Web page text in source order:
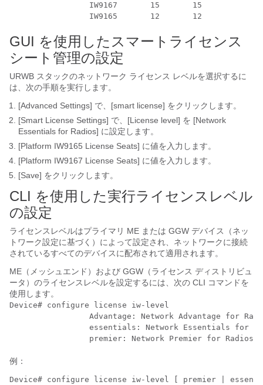
                 IW9167       15       15
                 IW9165       12       12
GUI を使用したスマートライセンス
シート管理の設定
URWB スタックのネットワーク ライセンス レベルを選択するに
は、次の手順を実行します。
[Advanced Settings] で、[smart license] をクリックします。
[Smart License Settings] で、[License level] を [Network
Essentials for Radios] に設定します。
[Platform IW9165 License Seats] に値を入力します。
[Platform IW9167 License Seats] に値を入力します。
[Save] をクリックします。
CLI を使用した実行ライセンスレベル
の設定
ライセンスレベルはプライマリ ME または GGW デバイス（ネッ
トワーク設定に基づく）によって設定され、ネットワークに接続
されているすべてのデバイスに配布されて適用されます。
ME（メッシュエンド）および GGW（ライセンス ディストリビュ
ータ）のライセンスレベルを設定するには、次の CLI コマンドを
使用します。
Device# configure license iw-level
Advantage: Network Advantage for
essentials: Network Essentials for
                 premier: Network Premier for Radios
例：
Device# configure license iw-level [ premier |